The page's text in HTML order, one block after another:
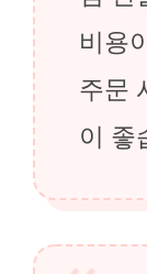
비용
주문
이 좋